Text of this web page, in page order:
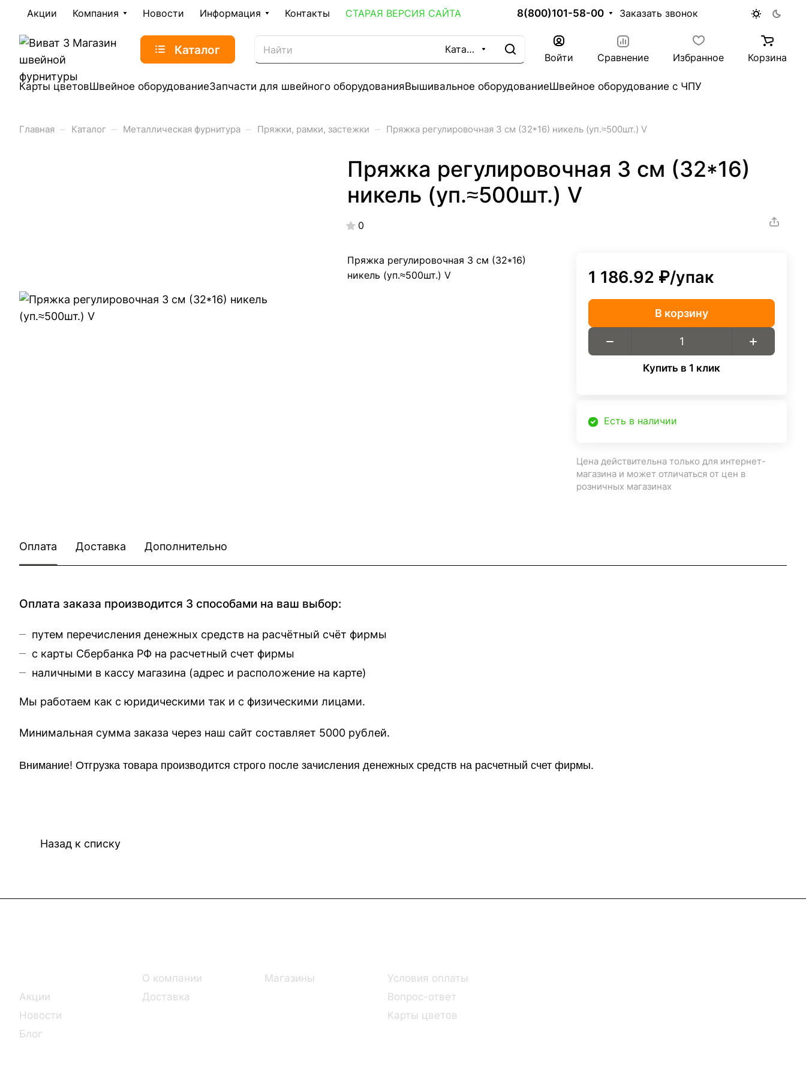
Акции Компания Новости Информация Контакты СТАРАЯ ВЕРСИЯ САЙТА 8(800)101-58-00 Заказать звонок
Каталог Каталог
Войти Сравнение Избранное Корзина
Карты цветовШвейное оборудованиеЗапчасти для швейного оборудованияВышивальное оборудованиеШвейное оборудование с ЧПУ
Главная – Каталог – Металлическая фурнитура – Пряжки, рамки, застежки – Пряжка регулировочная 3 см (32*16) никель (уп.≈500шт.) V
Пряжка регулировочная 3 см (32*16)
никель (уп.≈500шт.) V
0
Пряжка регулировочная 3 см (32*16)
никель (уп.≈500шт.) V
1 186.92 ₽/упак
В корзину
Купить в 1 клик
Есть в наличии
Цена действительна только для интернет-
магазина и может отличаться от цен в
розничных магазинах
Оплата Доставка Дополнительно
Оплата заказа производится 3 способами на ваш выбор:
путем перечисления денежных средств на расчётный счёт фирмы
с карты Сбербанка РФ на расчетный счет фирмы
наличными в кассу магазина (адрес и расположение на карте)
Мы работаем как с юридическими так и с физическими лицами.
Минимальная сумма заказа через наш сайт составляет 5000 рублей.
Внимание! Отгрузка товара производится строго после зачисления денежных средств на расчетный счет фирмы.
Назад к списку
Акции
Новости
Блог
О компании
Доставка
Магазины
Условия оплаты
Вопрос-ответ
Карты цветов